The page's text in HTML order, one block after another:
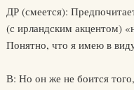
ДР (смеется):
(с ирландским акцентом)
Понятно, что я имею в
В: Но он же не боится